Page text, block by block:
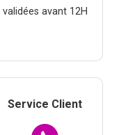
validées avant 12H
Service Client